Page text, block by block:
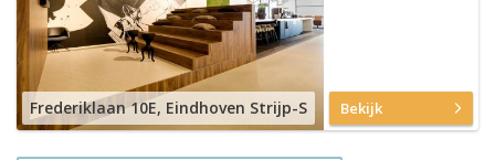
Frederiklaan 10E, Eindhoven Strijp-S Bekijk